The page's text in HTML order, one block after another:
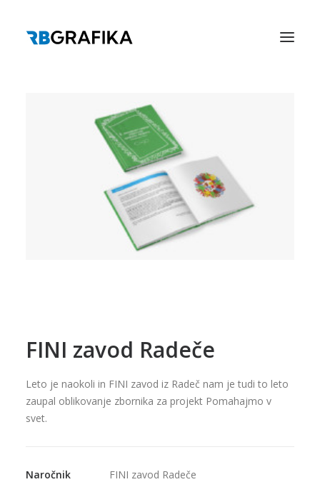
GRAFIČNO OBLIKOVANJE
FINI zavod Radeče
Leto je naokoli in FINI zavod iz Radeč nam je tudi to leto
zaupal oblikovanje zbornika za projekt Pomahajmo v
svet.
Naročnik
FINI zavod Radeče